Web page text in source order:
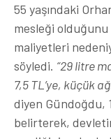
55 yaşındaki
mesleği olduğunu
maliyetleri
söyledi. “29 litre
7,5 TL’ye, küçük
diyen Gündoğdu,
belirterek,